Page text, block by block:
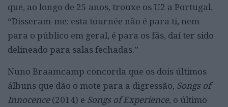
que, ao longo de 25 anos, trouxe os U2 a Portugal.
“Disseram-me: esta tournée não é para ti, nem
para o público em geral, é para os fãs, daí ter sido
delineado para salas fechadas.”
Nuno Braamcamp concorda que os dois últimos
álbuns que dão o mote para a digressão, Songs of
Innocence(2014) e Songs of Experience, o último